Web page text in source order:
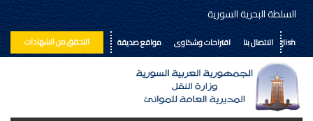
السلطة البحرية السورية
التحقق من الشهادات الاتصال بنا اقتراحات وشكاوى مواقع صديقة English